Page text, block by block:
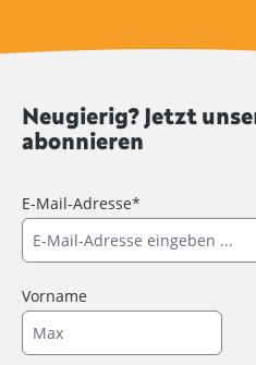
Neugierig? Jetzt
abonnieren
E-Mail-Adresse*
Vorname